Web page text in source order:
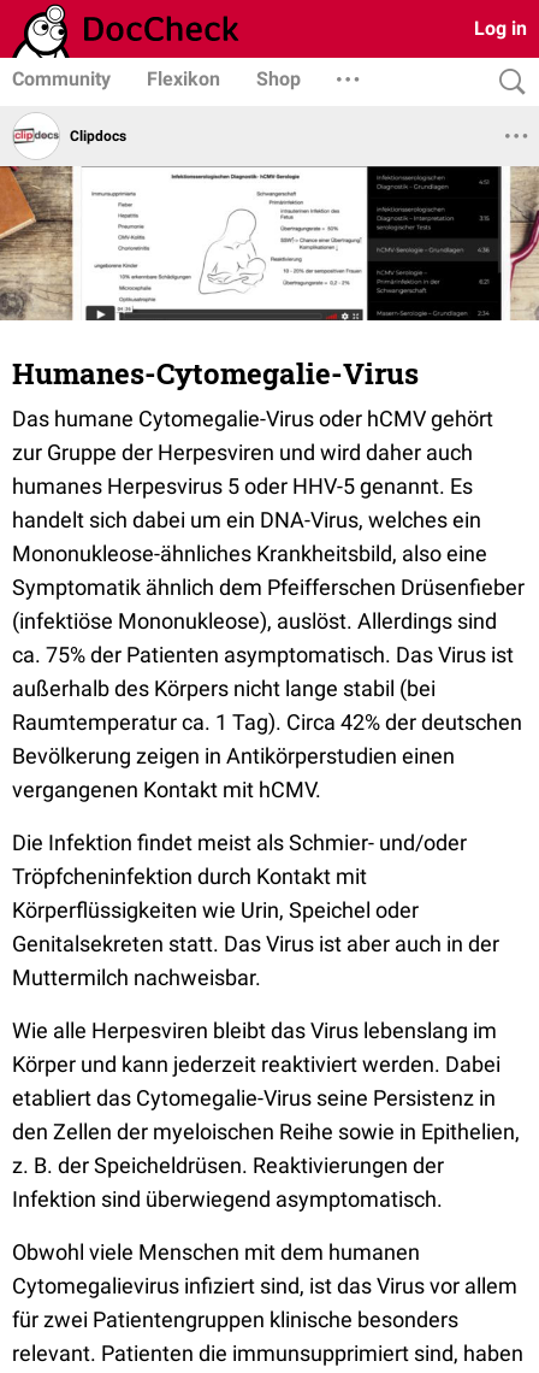
Log in
Community Flexikon Shop
Clipdocs
Humanes-Cytomegalie-Virus
Das humane Cytomegalie-Virus oder hCMV gehört
zur Gruppe der Herpesviren und wird daher auch
humanes Herpesvirus 5 oder HHV-5 genannt. Es
handelt sich dabei um ein DNA-Virus, welches ein
Mononukleose-ähnliches Krankheitsbild, also eine
Symptomatik ähnlich dem Pfeifferschen Drüsenfieber
(infektiöse Mononukleose), auslöst. Allerdings sind
ca. 75% der Patienten asymptomatisch. Das Virus ist
außerhalb des Körpers nicht lange stabil (bei
Raumtemperatur ca. 1 Tag). Circa 42% der deutschen
Bevölkerung zeigen in Antikörperstudien einen
vergangenen Kontakt mit hCMV.
Die Infektion findet meist als Schmier- und/oder
Tröpfcheninfektion durch Kontakt mit
Körperflüssigkeiten wie Urin, Speichel oder
Genitalsekreten statt. Das Virus ist aber auch in der
Muttermilch nachweisbar.
Wie alle Herpesviren bleibt das Virus lebenslang im
Körper und kann jederzeit reaktiviert werden. Dabei
etabliert das Cytomegalie-Virus seine Persistenz in
den Zellen der myeloischen Reihe sowie in Epithelien,
z. B. der Speicheldrüsen. Reaktivierungen der
Infektion sind überwiegend asymptomatisch.
Obwohl viele Menschen mit dem humanen
Cytomegalievirus infiziert sind, ist das Virus vor allem
für zwei Patientengruppen klinische besonders
relevant. Patienten die immunsupprimiert sind, haben